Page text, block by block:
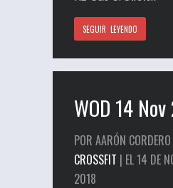
SEGUIR LEYENDO
WOD 14
POR AARÓN
CROSSFIT | EL 14 DE
2018